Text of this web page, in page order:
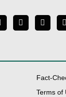
Fact-
Terms of